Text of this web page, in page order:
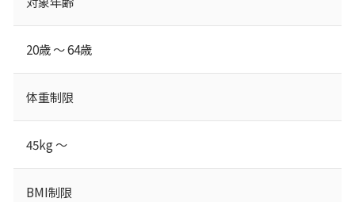
20歳 ～ 64歳
体重制限
45kg ～
BMI制限